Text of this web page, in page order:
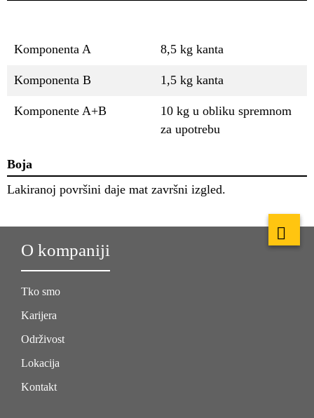
Komponenta A 8,5 kg kanta
Komponenta B 1,5 kg kanta
Komponente A+B
10 kg u obliku spremnom
za upotrebu
Boja
Lakiranoj površini daje mat završni izgled.
O kompaniji
Tko smo
Karijera
Održivost
Lokacija
Kontakt